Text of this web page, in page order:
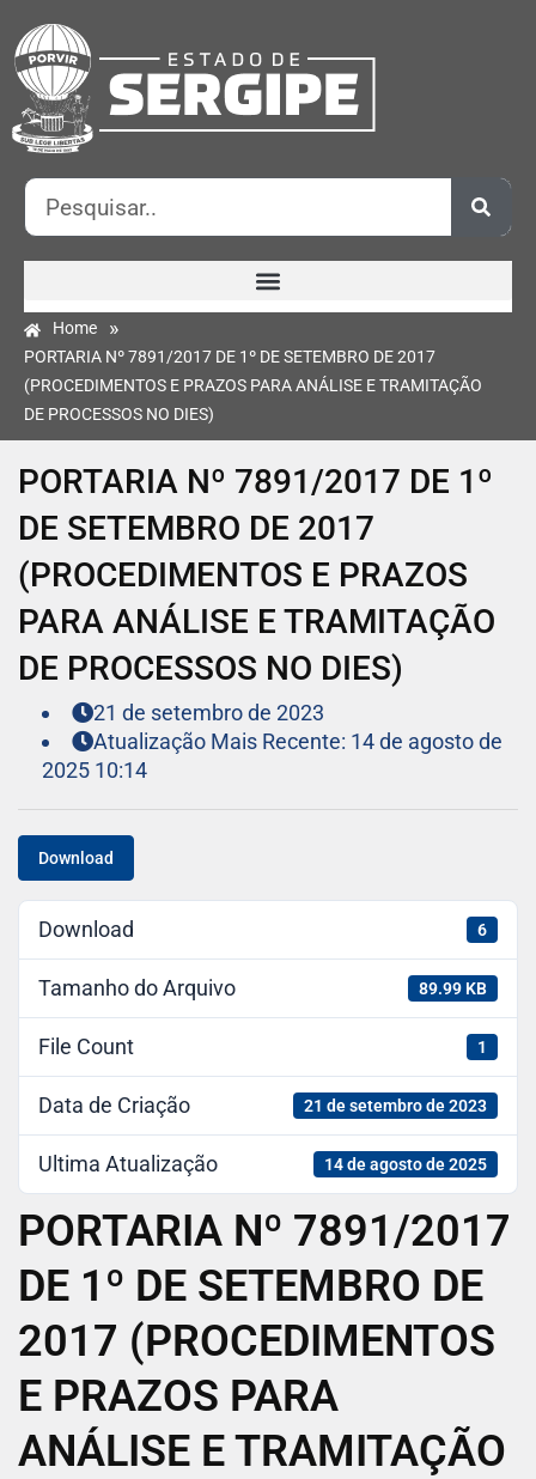
Home »
PORTARIA Nº 7891/2017 DE 1º DE SETEMBRO DE 2017
(PROCEDIMENTOS E PRAZOS PARA ANÁLISE E TRAMITAÇÃO
DE PROCESSOS NO DIES)
PORTARIA Nº 7891/2017 DE 1º
DE SETEMBRO DE 2017
(PROCEDIMENTOS E PRAZOS
PARA ANÁLISE E TRAMITAÇÃO
DE PROCESSOS NO DIES)
21 de setembro de 2023
Atualização Mais Recente: 14 de agosto de
2025 10:14
Download
Download 6
Tamanho do Arquivo 89.99 KB
File Count 1
Data de Criação 21 de setembro de 2023
Ultima Atualização 14 de agosto de 2025
PORTARIA Nº 7891/2017
DE 1º DE SETEMBRO DE
2017 (PROCEDIMENTOS
E PRAZOS PARA
ANÁLISE E TRAMITAÇÃO